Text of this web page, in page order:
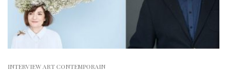
INTERVIEW ART CONTEMPORAIN